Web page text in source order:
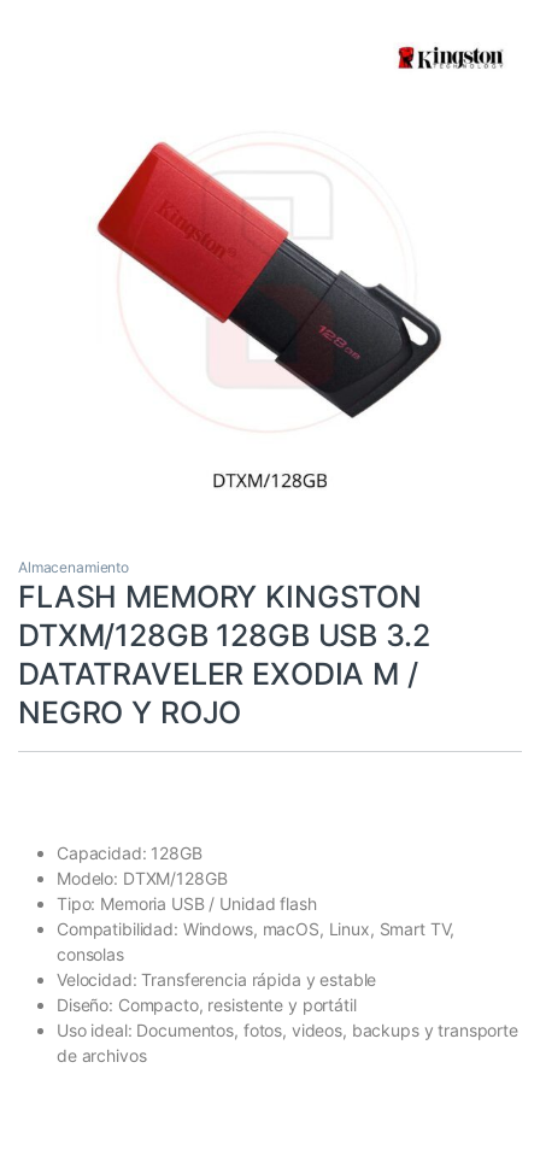
Almacenamiento
FLASH MEMORY KINGSTON
DTXM/128GB 128GB USB 3.2
DATATRAVELER EXODIA M /
NEGRO Y ROJO
Capacidad: 128GB
Modelo: DTXM/128GB
Tipo: Memoria USB / Unidad flash
Compatibilidad: Windows, macOS, Linux, Smart TV,
consolas
Velocidad: Transferencia rápida y estable
Diseño: Compacto, resistente y portátil
Uso ideal: Documentos, fotos, videos, backups y transporte
de archivos